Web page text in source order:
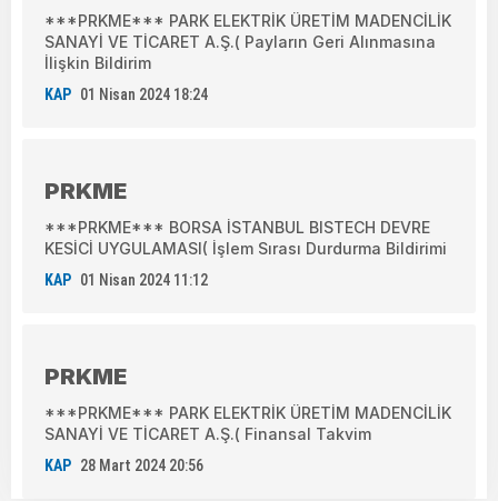
***PRKME*** PARK ELEKTRİK ÜRETİM MADENCİLİK
SANAYİ VE TİCARET A.Ş.( Payların Geri Alınmasına
İlişkin Bildirim
KAP 01 Nisan 2024 18:24
PRKME
***PRKME*** BORSA İSTANBUL BISTECH DEVRE
KESİCİ UYGULAMASI( İşlem Sırası Durdurma Bildirimi
KAP 01 Nisan 2024 11:12
PRKME
***PRKME*** PARK ELEKTRİK ÜRETİM MADENCİLİK
SANAYİ VE TİCARET A.Ş.( Finansal Takvim
KAP 28 Mart 2024 20:56